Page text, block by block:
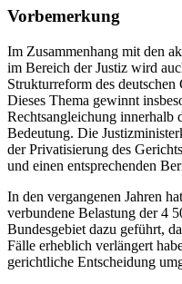
Vorbemerkung
Im Zusammenhang mit den
im Bereich der Justiz wird
Strukturreform des
Dieses Thema gewinnt
Rechtsangleichung innerhalb
Bedeutung. Die
der Privatisierung des
und einen entsprechenden
In den vergangenen Jahren
verbundene Belastung der 4
Bundesgebiet dazu geführt,
Fälle erheblich verlängert
gerichtliche Entscheidung